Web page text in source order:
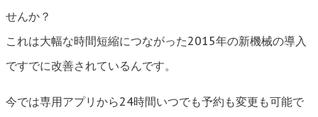
せんか？
これは大幅な時間短縮につながった2015年の新機械の導入
ですでに改善されているんです。
今では専用アプリから24時間いつでも予約も変更も可能で